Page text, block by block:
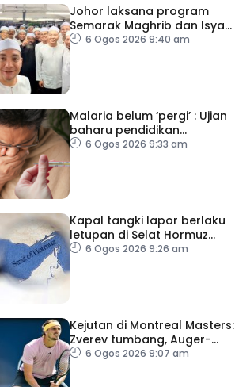
Johor laksana program
Semarak Maghrib dan Isyak
perkasa solat berjemaah
6 Ogos 2026 9:40 am
Malaria belum ‘pergi’ : Ujian
baharu pendidikan
perubatan dan sistem
6 Ogos 2026 9:33 am
Kapal tangki lapor berlaku
letupan di Selat Hormuz
ketika Iran-Oman berunding
6 Ogos 2026 9:26 am
Kejutan di Montreal Masters:
Zverev tumbang, Auger-
Aliasime tarik diri
6 Ogos 2026 9:07 am